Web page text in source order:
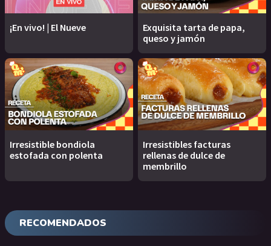
¡En vivo! | El Nueve
Exquisita tarta de papa,
queso y jamón
Irresistible bondiola
estofada con polenta
Irresistibles facturas
rellenas de dulce de
membrillo
RECOMENDADOS